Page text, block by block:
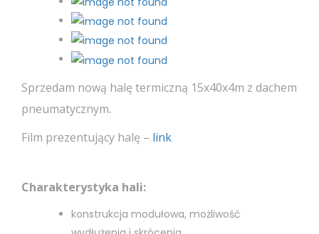
Sprzedam nową halę termiczną 15x40x4m z dachem
pneumatycznym.
Film prezentujący halę – link
Charakterystyka hali:
konstrukcja modułowa, możliwość